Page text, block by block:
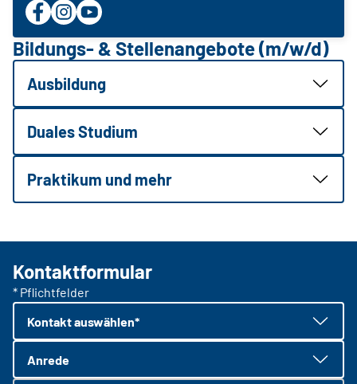
Bildungs- & Stellenangebote (m/w/d)
Ausbildung
Duales Studium
Praktikum und mehr
Kontaktformular
* Pflichtfelder
Kontakt auswählen*
Anrede